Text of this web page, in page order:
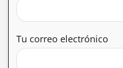
Tu correo electrónico